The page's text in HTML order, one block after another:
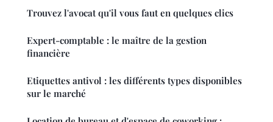
Trouvez l'avocat qu'il vous faut en quelques clics
Expert-comptable : le maître de la gestion
financière
Etiquettes antivol : les différents types disponibles
sur le marché